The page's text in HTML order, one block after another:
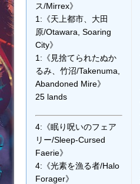
ス/Mirrex》
1:《天上都市、大田
原/Otawara, Soaring
City》
1:《見捨てられたぬか
るみ、竹沼/Takenuma,
Abandoned Mire》
25 lands
4:《眠り呪いのフェア
リー/Sleep-Cursed
Faerie》
4:《光素を漁る者/Halo
Forager》